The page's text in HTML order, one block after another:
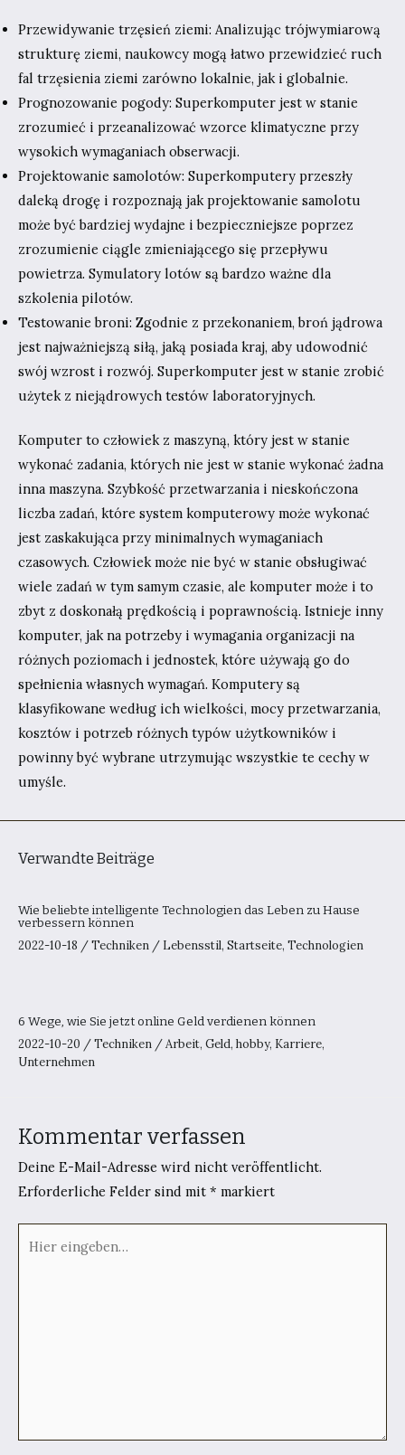
Przewidywanie trzęsień ziemi: Analizując trójwymiarową
strukturę ziemi, naukowcy mogą łatwo przewidzieć ruch
fal trzęsienia ziemi zarówno lokalnie, jak i globalnie.
Prognozowanie pogody: Superkomputer jest w stanie
zrozumieć i przeanalizować wzorce klimatyczne przy
wysokich wymaganiach obserwacji.
Projektowanie samolotów: Superkomputery przeszły
daleką drogę i rozpoznają jak projektowanie samolotu
może być bardziej wydajne i bezpieczniejsze poprzez
zrozumienie ciągle zmieniającego się przepływu
powietrza. Symulatory lotów są bardzo ważne dla
szkolenia pilotów.
Testowanie broni: Zgodnie z przekonaniem, broń jądrowa
jest najważniejszą siłą, jaką posiada kraj, aby udowodnić
swój wzrost i rozwój. Superkomputer jest w stanie zrobić
użytek z niejądrowych testów laboratoryjnych.
Komputer to człowiek z maszyną, który jest w stanie
wykonać zadania, których nie jest w stanie wykonać żadna
inna maszyna. Szybkość przetwarzania i nieskończona
liczba zadań, które system komputerowy może wykonać
jest zaskakująca przy minimalnych wymaganiach
czasowych. Człowiek może nie być w stanie obsługiwać
wiele zadań w tym samym czasie, ale komputer może i to
zbyt z doskonałą prędkością i poprawnością. Istnieje inny
komputer, jak na potrzeby i wymagania organizacji na
różnych poziomach i jednostek, które używają go do
spełnienia własnych wymagań. Komputery są
klasyfikowane według ich wielkości, mocy przetwarzania,
kosztów i potrzeb różnych typów użytkowników i
powinny być wybrane utrzymując wszystkie te cechy w
umyśle.
Verwandte Beiträge
Wie beliebte intelligente Technologien das Leben zu Hause
verbessern können
2022-10-18 /Techniken / Lebensstil, Startseite, Technologien
6 Wege, wie Sie jetzt online Geld verdienen können
2022-10-20 /Techniken /Arbeit, Geld, hobby, Karriere,
Unternehmen
Kommentar verfassen
Deine E-Mail-Adresse wird nicht veröffentlicht.
Erforderliche Felder sind mit * markiert
eingeben…